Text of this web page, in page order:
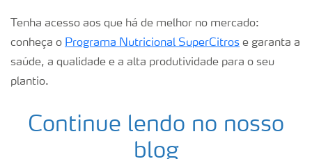
Tenha acesso aos que há de melhor no mercado:
conheça o Programa Nutricional SuperCitros e garanta a
saúde, a qualidade e a alta produtividade para o seu
plantio.
Continue lendo no nosso
blog